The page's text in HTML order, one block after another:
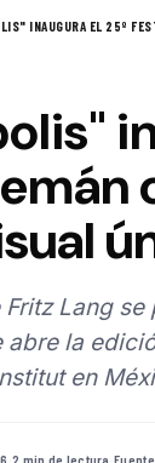
INAUGURA EL 25º
Lang
abre la
en
·2 min de lectura ·